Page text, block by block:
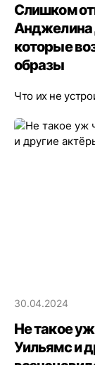
Слишком
Анджелина
которые
образы
Что их не
30.04.2024
Не такое
Уильямс и